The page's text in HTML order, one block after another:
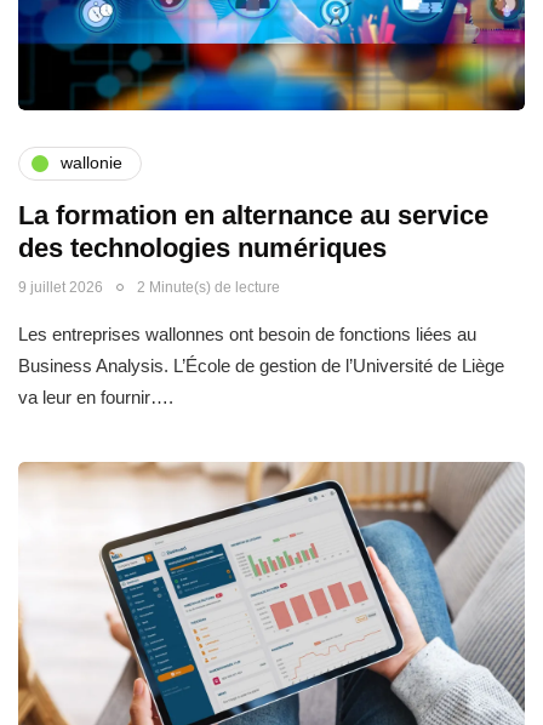
wallonie
La formation en alternance au service
des technologies numériques
9 juillet 2026 2 Minute(s) de lecture
Les entreprises wallonnes ont besoin de fonctions liées au
Business Analysis. L’École de gestion de l’Université de Liège
va leur en fournir….